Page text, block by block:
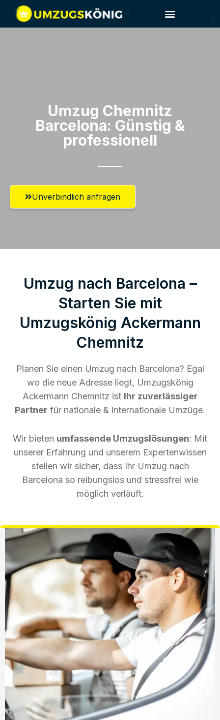
Umzug Chemnitz​
Barcelona: Günstig &
professionell​
Unverbindlich anfragen
Umzug nach Barcelona –
Starten Sie mit
Umzugskönig Ackermann
Chemnitz
Planen Sie einen Umzug nach Barcelona? Egal
wo die neue Adresse liegt, Umzugskönig
Ackermann Chemnitz ist Ihr zuverlässiger
Partner für nationale & internationale Umzüge.
Wir bieten umfassende Umzugslösungen: Mit
unserer Erfahrung und unserem Expertenwissen
stellen wir sicher, dass Ihr Umzug nach
Barcelona so reibungslos und stressfrei wie
möglich verläuft.